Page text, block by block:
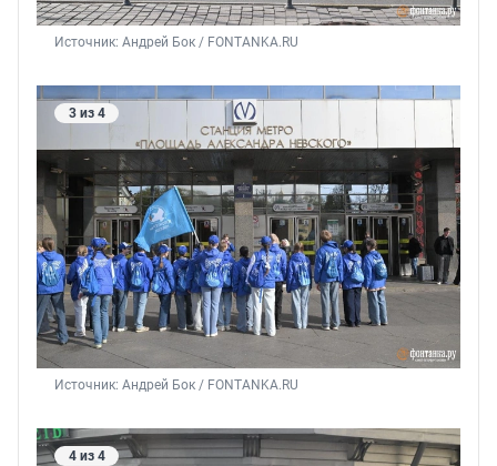
Источник: Андрей Бок / FONTANKA.RU
3 из 4
Источник: Андрей Бок / FONTANKA.RU
4 из 4